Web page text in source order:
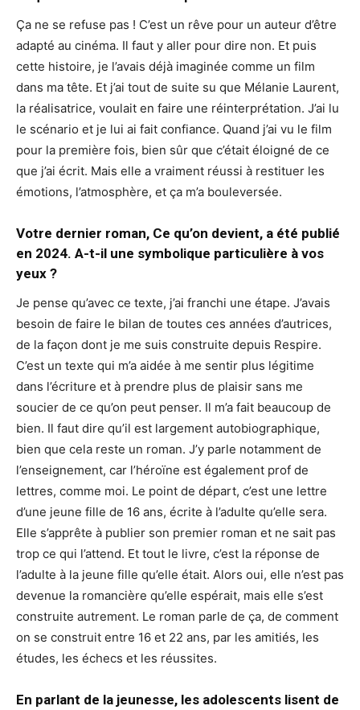
Ça ne se refuse pas ! C’est un rêve pour un auteur d’être
adapté au cinéma. Il faut y aller pour dire non. Et puis
cette histoire, je l’avais déjà imaginée comme un film
dans ma tête. Et j’ai tout de suite su que Mélanie Laurent,
la réalisatrice, voulait en faire une réinterprétation. J’ai lu
le scénario et je lui ai fait confiance. Quand j’ai vu le film
pour la première fois, bien sûr que c’était éloigné de ce
que j’ai écrit. Mais elle a vraiment réussi à restituer les
émotions, l’atmosphère, et ça m’a bouleversée.
Votre dernier roman, Ce qu’on devient, a été publié
en 2024. A-t-il une symbolique particulière à vos
yeux ?
Je pense qu’avec ce texte, j’ai franchi une étape. J’avais
besoin de faire le bilan de toutes ces années d’autrices,
de la façon dont je me suis construite depuis Respire.
C’est un texte qui m’a aidée à me sentir plus légitime
dans l’écriture et à prendre plus de plaisir sans me
soucier de ce qu’on peut penser. Il m’a fait beaucoup de
bien. Il faut dire qu’il est largement autobiographique,
bien que cela reste un roman. J’y parle notamment de
l’enseignement, car l’héroïne est également prof de
lettres, comme moi. Le point de départ, c’est une lettre
d’une jeune fille de 16 ans, écrite à l’adulte qu’elle sera.
Elle s’apprête à publier son premier roman et ne sait pas
trop ce qui l’attend. Et tout le livre, c’est la réponse de
l’adulte à la jeune fille qu’elle était. Alors oui, elle n’est pas
devenue la romancière qu’elle espérait, mais elle s’est
construite autrement. Le roman parle de ça, de comment
on se construit entre 16 et 22 ans, par les amitiés, les
études, les échecs et les réussites.
En parlant de la jeunesse, les adolescents lisent de